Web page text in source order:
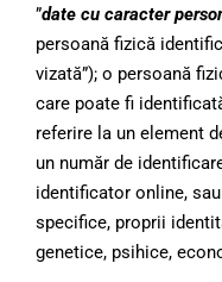
”date cu caracter
persoană fizică
vizată”); o persoană
care poate fi
referire la un element
un număr de
identificator online,
specifice, proprii
genetice, psihice,